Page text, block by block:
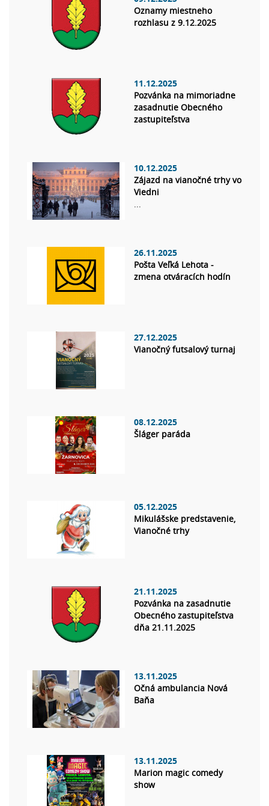
Oznamy miestneho
rozhlasu z 9.12.2025
11.12.2025
Pozvánka na mimoriadne
zasadnutie Obecného
zastupiteľstva
10.12.2025
Zájazd na vianočné trhy vo
Viedni
...
26.11.2025
Pošta Veľká Lehota -
zmena otváracích hodín
27.12.2025
Vianočný futsalový turnaj
08.12.2025
Šláger paráda
05.12.2025
Mikulášske predstavenie,
Vianočné trhy
21.11.2025
Pozvánka na zasadnutie
Obecného zastupiteľstva
dňa 21.11.2025
13.11.2025
Očná ambulancia Nová
Baňa
13.11.2025
Marion magic comedy
show